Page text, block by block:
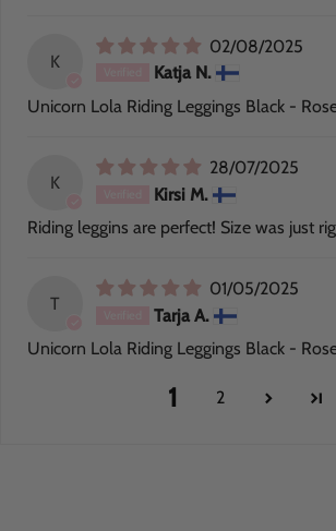
K
02/08/2025
Katja N.
Unicorn Lola Riding Leggings Black -
K
28/07/2025
Kirsi M.
Riding leggins are perfect! Size was just
T
01/05/2025
Tarja A.
Unicorn Lola Riding Leggings Black -
1 2